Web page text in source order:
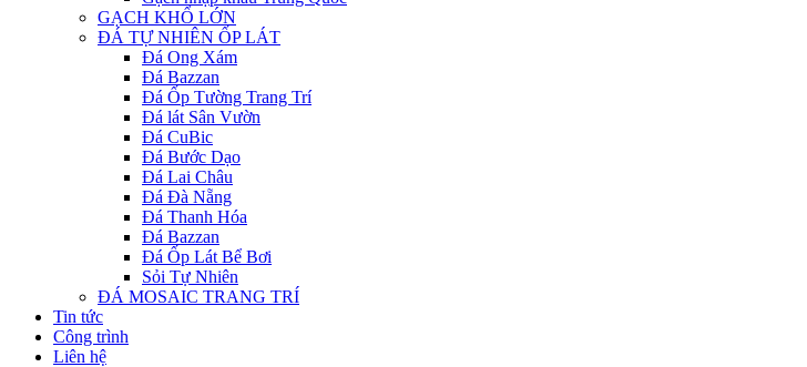
GẠCH KHỔ LỚN
ĐÁ TỰ NHIÊN ỐP LÁT
Đá Ong Xám
Đá Bazzan
Đá Ốp Tường Trang Trí
Đá lát Sân Vườn
Đá CuBic
Đá Bước Dạo
Đá Lai Châu
Đá Đà Nẵng
Đá Thanh Hóa
Đá Bazzan
Đá Ốp Lát Bể Bơi
Sỏi Tự Nhiên
ĐÁ MOSAIC TRANG TRÍ
Tin tức
Công trình
Liên hệ